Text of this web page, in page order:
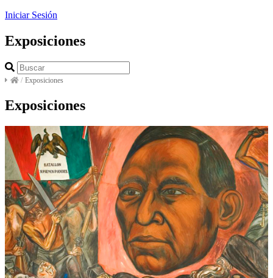
Iniciar Sesión
Exposiciones
/ Exposiciones
Exposiciones